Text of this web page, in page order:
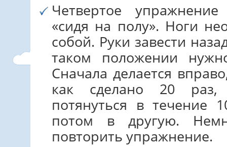
Четвертое
«сидя на полу». Ноги
собой. Руки завести
таком положении
Сначала делается
как сделано 20 раз,
потянуться в течение
потом в другую.
повторить упражнение.